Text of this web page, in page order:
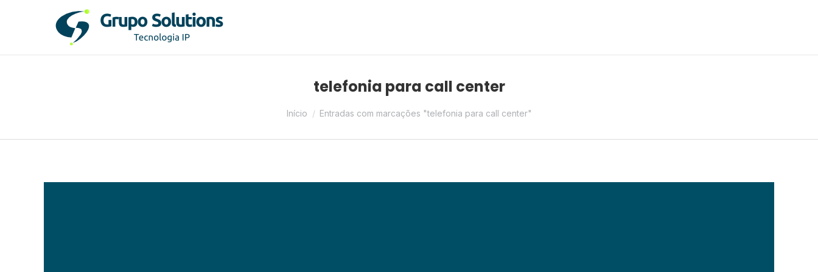
telefonia para call center
Você está aqui:
Início Entradas com marcações "telefonia para call center"